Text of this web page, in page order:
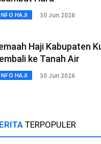
HAJI 30 Jun 2026
Haji Kabupaten
ke Tanah Air
HAJI 30 Jun 2026
TERPOPULER